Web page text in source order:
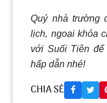
Quý nhà trường
lịch, ngoại khóa
với Suối Tiên
hấp dẫn nhé!
CHIA SẺ